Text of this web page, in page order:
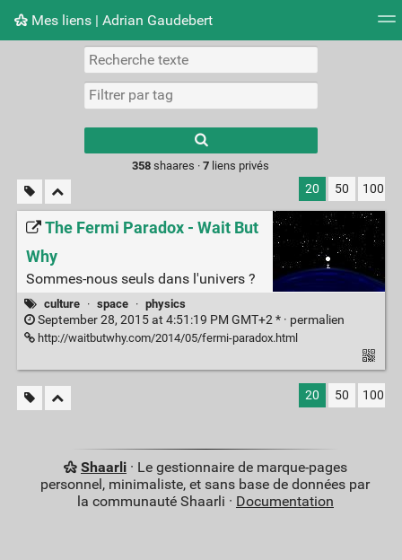
Mes liens | Adrian Gaudebert
Nuage de tags Mur d'images
results.
358 shaares ·7 liens privés
20 50 100
The Fermi Paradox - Wait But
Why
Sommes-nous seuls dans l'univers ?
culture · space · physics
September 28, 2015 at 4:51:19 PM GMT+2 * · permalien
http://waitbutwhy.com/2014/05/fermi-paradox.html
20 50 100
Shaarli· Le gestionnaire de marque-pages
personnel, minimaliste, et sans base de données par
la communauté Shaarli · Documentation